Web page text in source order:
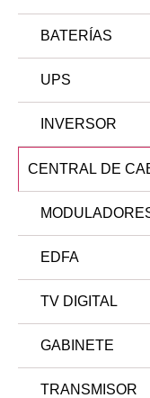
BATERÍAS
UPS
INVERSOR
CENTRAL DE
EDFA
TV DIGITAL
GABINETE
TRANSMISOR